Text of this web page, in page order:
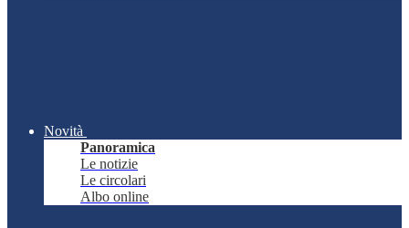
Novità
Panoramica
Le notizie
Le circolari
Albo online